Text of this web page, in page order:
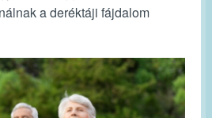
a deréktáji fájdalom